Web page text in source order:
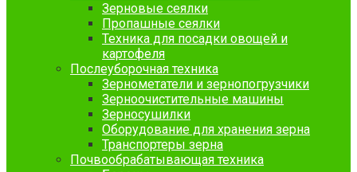
Зерновые сеялки
Пропашные сеялки
Техника для посадки овощей и
картофеля
Послеуборочная техника
Зернометатели и зернопогрузчики
Зерноочистительные машины
Зерносушилки
Оборудование для хранения зерна
Транспортеры зерна
Почвообрабатывающая техника